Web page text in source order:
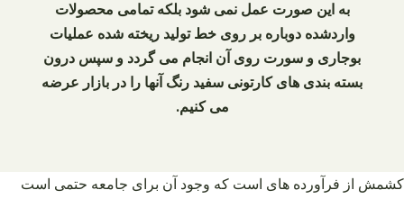
به این صورت عمل نمی‌ شود بلکه تمامی محصولات
واردشده دوباره بر روی خط تولید ریخته شده عملیات
بوجاری و سورت روی آن انجام می‌ گردد و سپس درون
بسته‌ بندی‌ های کارتونی سفید رنگ آنها را در بازار عرضه
می‌ کنیم.
کشمش از فرآورده های است که وجود آن برای جامعه حتمی است